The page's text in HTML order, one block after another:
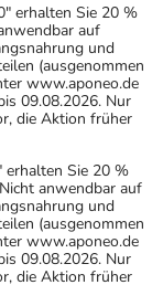
erhalten Sie 20 %
auf
und
(ausgenommen
www.aponeo.de
09.08.2026. Nur
die Aktion früher
erhalten Sie 20 %
anwendbar auf
und
(ausgenommen
www.aponeo.de
09.08.2026. Nur
die Aktion früher